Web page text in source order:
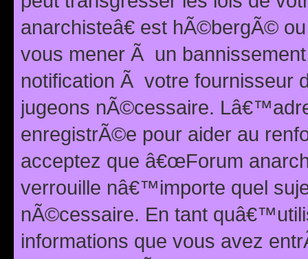
anarchisteâ€ est hÃ©bergÃ©
vous mener Ã un
notification Ã votre fournisseur
jugeons nÃ©cessaire.
enregistrÃ©e pour aider au
acceptez que â€œForum
verrouille nâ€™importe quel
nÃ©cessaire. En tant
informations que vous avez